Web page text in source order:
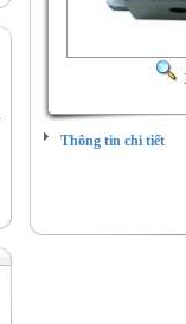
Thông tin chi tiết